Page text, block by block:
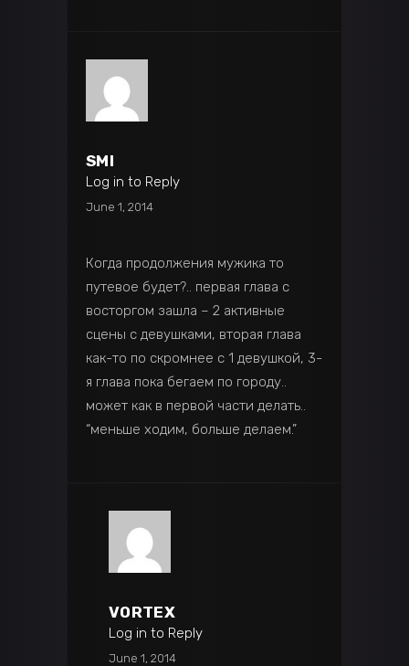
SMI
Log in to Reply
June 1, 2014
Когда продолжения мужика то
путевое будет?.. первая глава с
восторгом зашла – 2 активные
сцены с девушками, вторая глава
как-то по скромнее с 1 девушкой, 3-
я глава пока бегаем по городу..
может как в первой части делать..
“меньше ходим, больше делаем.”
VORTEX
Log in to Reply
June 1, 2014